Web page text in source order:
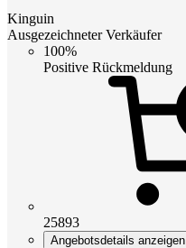
Kinguin
Ausgezeichneter Verkäufer
100%
Positive Rückmeldung
25893
Angebotsdetails anzeigen